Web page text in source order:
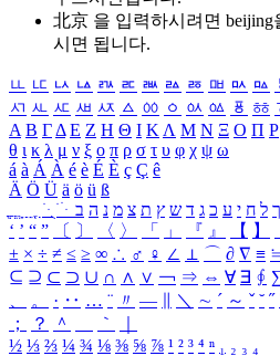
北京 을 입력하시려면 beijing
시면 됩니다.
ㅥ ㅦ ㅧ ㅨ ㅩ ㅪ ㅫ ㅬ ㅭ ㅮ ㅯ ㅰ
ㅺ ㅻ ㅼ ㅽ ㅾ ㅿ ㆀ ㆁ ㆂ ㆃ ㆄ ㆅ
Α Β ΓΔ Ε Ζ Η Θ Ι ΚΛ Μ Ν Ξ Ο Π Ρ
θ ι κ λ μ ν ξ ο π ρ σ τ υ φ χ ψ ω
á à Á À é è É È ç Ç ê
Ä Ö Ü ä ö ü ß
ִֶֹ ֻּ ׁׂ ך ל ח י ע כ ג ד ש ץ ת צ מ נ ה ב
‘ ’ “ ” 〔 〕 〈 〉 「 」 『 』 【 】
± × ÷ ≠ ≤ ≥ ∞ ∴ ♂ ♀ ∠ ⊥ ⌒ ∂ ∇ ≡
⊆ ⊇ ⊂ ⊃ ∪ ∩ ∧ ∨ ￢ ⇒ ⇔ ∀ ∃ ∮
、
。 · ‥ … ¨ 〃 ― ＼ ∼ ´ ～ ˇ ˘ ˝
；
？ ＾ ｀
½ ⅓ ⅔ ¼ ¾ ⅛ ⅜ ⅝ ⅞ ¹ ² ³ ⁴ ⁿ ₁ ₂ ₃ ₄